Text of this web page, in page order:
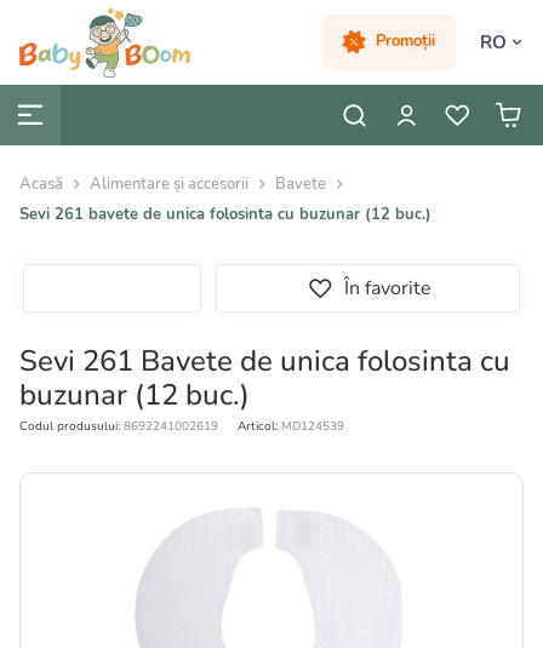
Promoții RO
Acasă Alimentare și accesorii
Bavete
Sevi 261 bavete de unica folosinta cu buzunar (12 buc.)
În favorite
Sevi 261 Bavete de unica folosinta cu
buzunar (12 buc.)
Codul produsului: 8692241002619 Articol: MD124539